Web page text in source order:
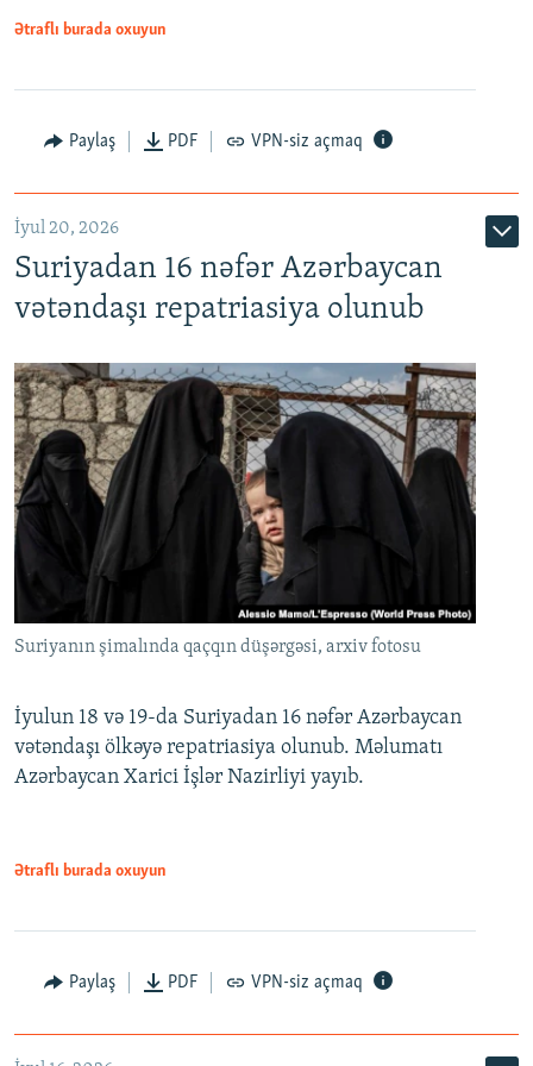
Auto
Ətraflı burada oxuyun
Paylaş PDF VPN-siz açmaq
İyul 20, 2026
Suriyadan 16 nəfər Azərbaycan
vətəndaşı repatriasiya olunub
Suriyanın şimalında qaçqın düşərgəsi, arxiv fotosu
İyulun 18 və 19-da Suriyadan 16 nəfər Azərbaycan
vətəndaşı ölkəyə repatriasiya olunub. Məlumatı
Azərbaycan Xarici İşlər Nazirliyi yayıb.
Ətraflı burada oxuyun
Paylaş PDF VPN-siz açmaq